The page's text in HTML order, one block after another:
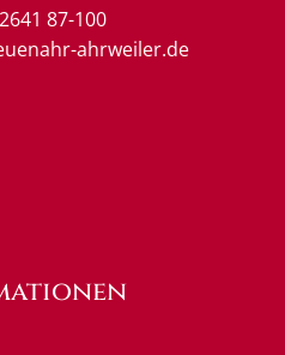
87-100
ahrweiler.de